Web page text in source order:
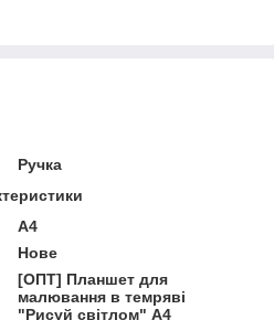
Ручка
А4
Нове
[ОПТ] Планшет для
малювання в темряві
"Рисуй світлом" А4